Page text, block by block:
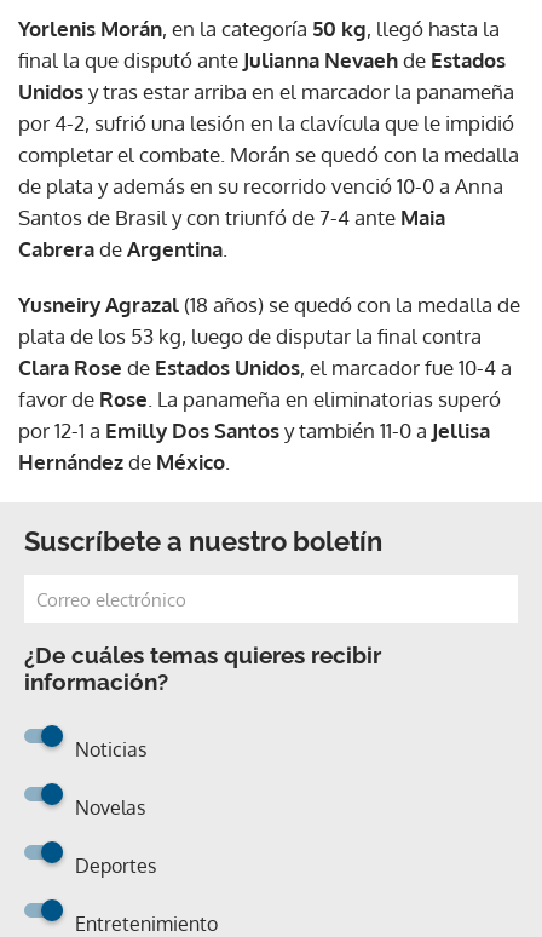
Yorlenis Morán, en la categoría 50 kg, llegó hasta la
final la que disputó ante Julianna Nevaehde Estados
Unidosy tras estar arriba en el marcador la panameña
por 4-2, sufrió una lesión en la clavícula que le impidió
completar el combate. Morán se quedó con la medalla
de plata y además en su recorrido venció 10-0 a Anna
Santos de Brasil y con triunfó de 7-4 ante Maia
CabreradeArgentina
Yusneiry Agrazal (18 años) se quedó con la medalla de
plata de los 53 kg, luego de disputar la final contra
Clara Rose de Estados Unidos, el marcador fue 10-4 a
favor de Rose . La panameña en eliminatorias superó
por 12-1 a Emilly Dos Santosy también 11-0 a Jellisa
Hernándezde México
Suscríbete a nuestro boletín
¿De cuáles temas quieres recibir
información?
Noticias
Novelas
Deportes
Entretenimiento